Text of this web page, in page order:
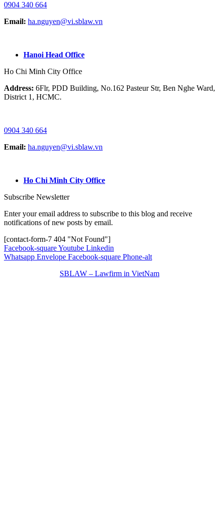
0904 340 664
Email: ha.nguyen@vi.sblaw.vn
Hanoi Head Office
Ho Chi Minh City Office
Address: 6Flr, PDD Building, No.162 Pasteur Str, Ben Nghe Ward,
District 1, HCMC.
0904 340 664
Email: ha.nguyen@vi.sblaw.vn
Ho Chi Minh City Office
Subscribe Newsletter
Enter your email address to subscribe to this blog and receive
notifications of new posts by email.
[contact-form-7 404 "Not Found"]
Facebook-squareYoutube Linkedin
Whatsapp Envelope Facebook-square Phone-alt
SBLAW – Lawfirm in VietNam